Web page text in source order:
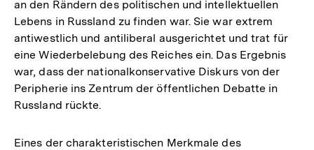
an den Rändern des politischen und intellektuellen
Lebens in Russland zu finden war. Sie war extrem
antiwestlich und antiliberal ausgerichtet und trat für
eine Wiederbelebung des Reiches ein. Das Ergebnis
war, dass der nationalkonservative Diskurs von der
Peripherie ins Zentrum der öffentlichen Debatte in
Russland rückte.
Eines der charakteristischen Merkmale des